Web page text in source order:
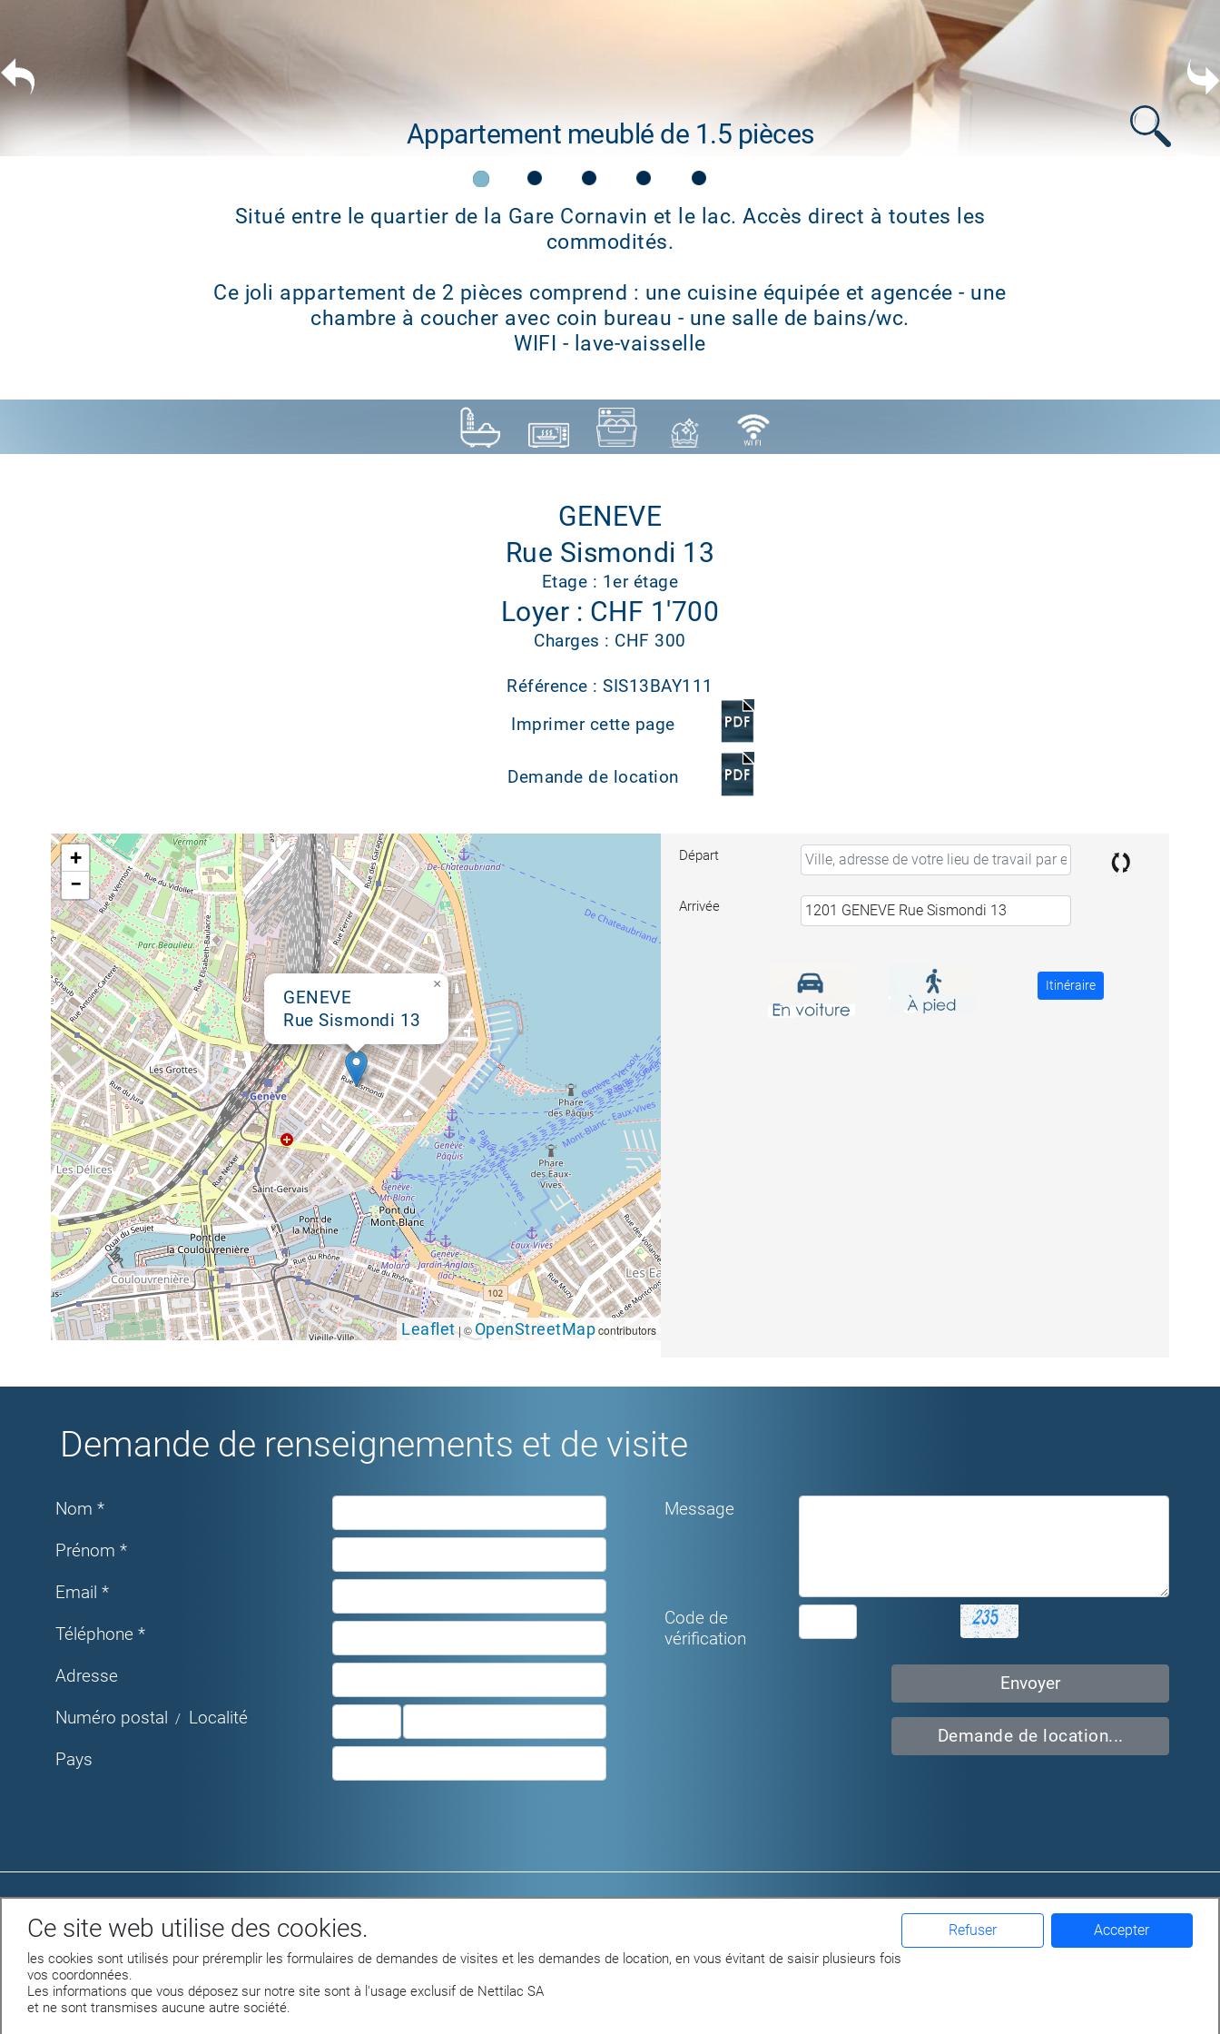
Appartement meublé de 1.5 pièces
Situé entre le quartier de la Gare Cornavin et le lac. Accès direct à toutes les
commodités.
Ce joli appartement de 2 pièces comprend : une cuisine équipée et agencée - une
chambre à coucher avec coin bureau - une salle de bains/wc.
WIFI - lave-vaisselle
GENEVE
Rue Sismondi 13
Etage : 1er étage
Loyer : CHF 1'700
Charges : CHF 300
Référence : SIS13BAY111
Imprimer cette page
Demande de location
Google map
GENEVE
Rue Sismondi 13
×
+
−
Leaflet| © OpenStreetMapcontributors
Départ
Arrivée
Demande de renseignements et de visite
Nom *
Prénom *
Email *
Téléphone *
Adresse
Numéro postal / Localité
Pays
Message
Code de
vérification
Demande de location...
Tél. +41 22 312 04 50 - fax +41 22 312 04
75
info@nettilac.ch -
www.nettilac.ch
Objets en vente
Qui sommes-nous?
Location
Gérance
Ce site web utilise des cookies.
les cookies sont utilisés pour préremplir les formulaires de demandes de visites et les demandes de location, en vous évitant de saisir plusieurs fois
vos coordonnées.
Les informations que vous déposez sur notre site sont à l'usage exclusif de Nettilac SA
et ne sont transmises aucune autre société.
Accepter
Refuser